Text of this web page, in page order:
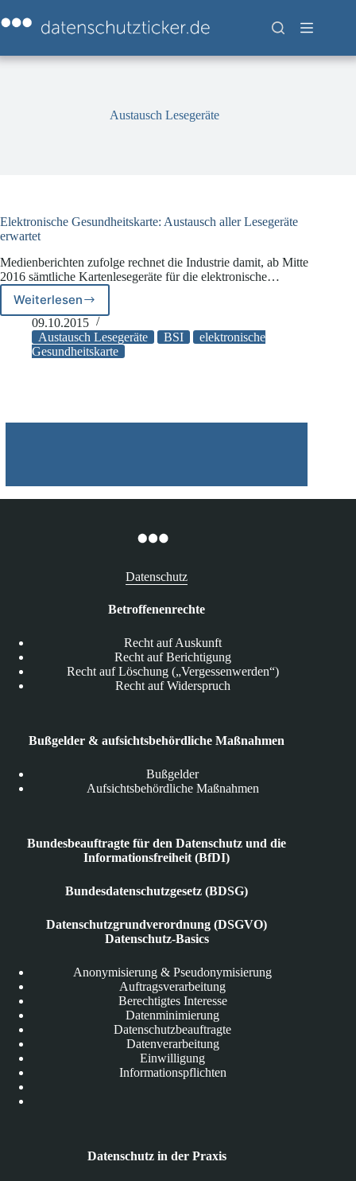
Inhalt
springen
Austausch Lesegeräte
Elektronische Gesundheitskarte: Austausch aller Lesegeräte
erwartet
Medienberichten zufolge rechnet die Industrie damit, ab Mitte
2016 sämtliche Kartenlesegeräte für die elektronische…
WeiterlesenElektronische
Gesundheitskarte:
Austausch
aller
09.10.2015
Austausch Lesegeräte
BSI
elektronische
Gesundheitskarte
Datenschutz
Betroffenenrechte
Recht auf Auskunft
Recht auf Berichtigung
Recht auf Löschung („Vergessenwerden“)
Recht auf Widerspruch
Bußgelder & aufsichtsbehördliche Maßnahmen
Bußgelder
Aufsichtsbehördliche Maßnahmen
Bundesbeauftragte für den Datenschutz und die
Informationsfreiheit (BfDI)
Bundesdatenschutzgesetz (BDSG)
Datenschutzgrundverordnung (DSGVO)
Datenschutz-Basics
Anonymisierung & Pseudonymisierung
Auftragsverarbeitung
Berechtigtes Interesse
Datenminimierung
Datenschutzbeauftragte
Datenverarbeitung
Einwilligung
Informationspflichten
Datenschutz in der Praxis